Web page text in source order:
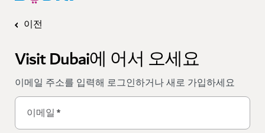
이전
Visit Dubai에 어서 오세요
이메일 주소를 입력해 로그인하거나 새로 가입하세요
이메일*